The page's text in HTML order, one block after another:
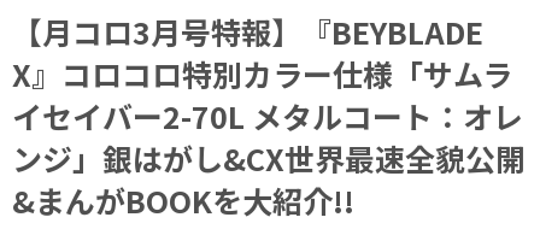
【月コロ3月号特報】『BEYBLADE
X』コロコロ特別カラー仕様「サムラ
イセイバー2-70L メタルコート：オレ
ンジ」銀はがし&CX世界最速全貌公開
&まんがBOOKを大紹介!!